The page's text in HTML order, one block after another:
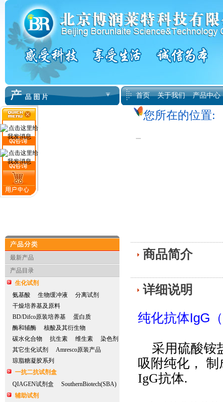
首页 关于我们 产品中心
产品分类
最新产品
产品目录
生化试剂
氨基酸
生物缓冲液
分离试剂
干燥培养基及原料
BD/Difco原装培养基
蛋白质
酶和辅酶
核酸及其衍生物
碳水化合物
抗生素 维生素
染色剂
其它生化试剂
Amresco原装产品
琼脂糖凝胶系列
一抗二抗试剂盒
QIAGEN试剂盒
SouthernBiotech(SBA)
辅助试剂
您所在的位置:
商品简介
详细说明
纯化抗体IgG （
采用硫酸铵
吸附纯化，
IgG抗体.